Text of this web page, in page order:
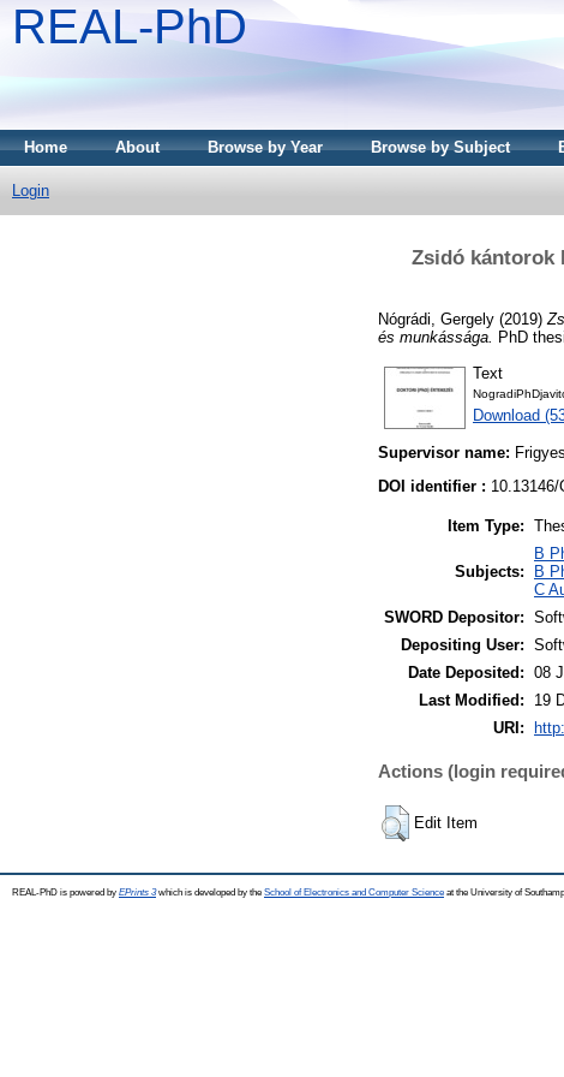
REAL-PhD
Home About Browse by Year Browse by Subject
Login
Zsidó kántorok
Nógrádi, Gergely (2019)
és munkássága. PhD
Text
Download
Supervisor name:
DOI identifier :
Item Type:
Subjects:
B
B
C
SWORD Depositor:
Depositing User:
Date Deposited: 08
Last Modified:
19
URI:
Actions (login
Edit Item
REAL-PhD is powered by EPrints 3which is developed by the School of Electronics and Computer Science at the University of